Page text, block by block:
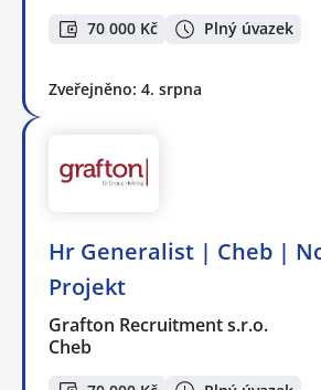
70 000 Kč Plný úvazek
Zveřejněno: 4. srpna
Hr Generalist | Cheb |
Projekt
Grafton Recruitment s.r.o.
Cheb